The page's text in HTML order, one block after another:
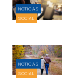
NOTICIAS
SOCIAL
NOTICIAS
SOCIAL